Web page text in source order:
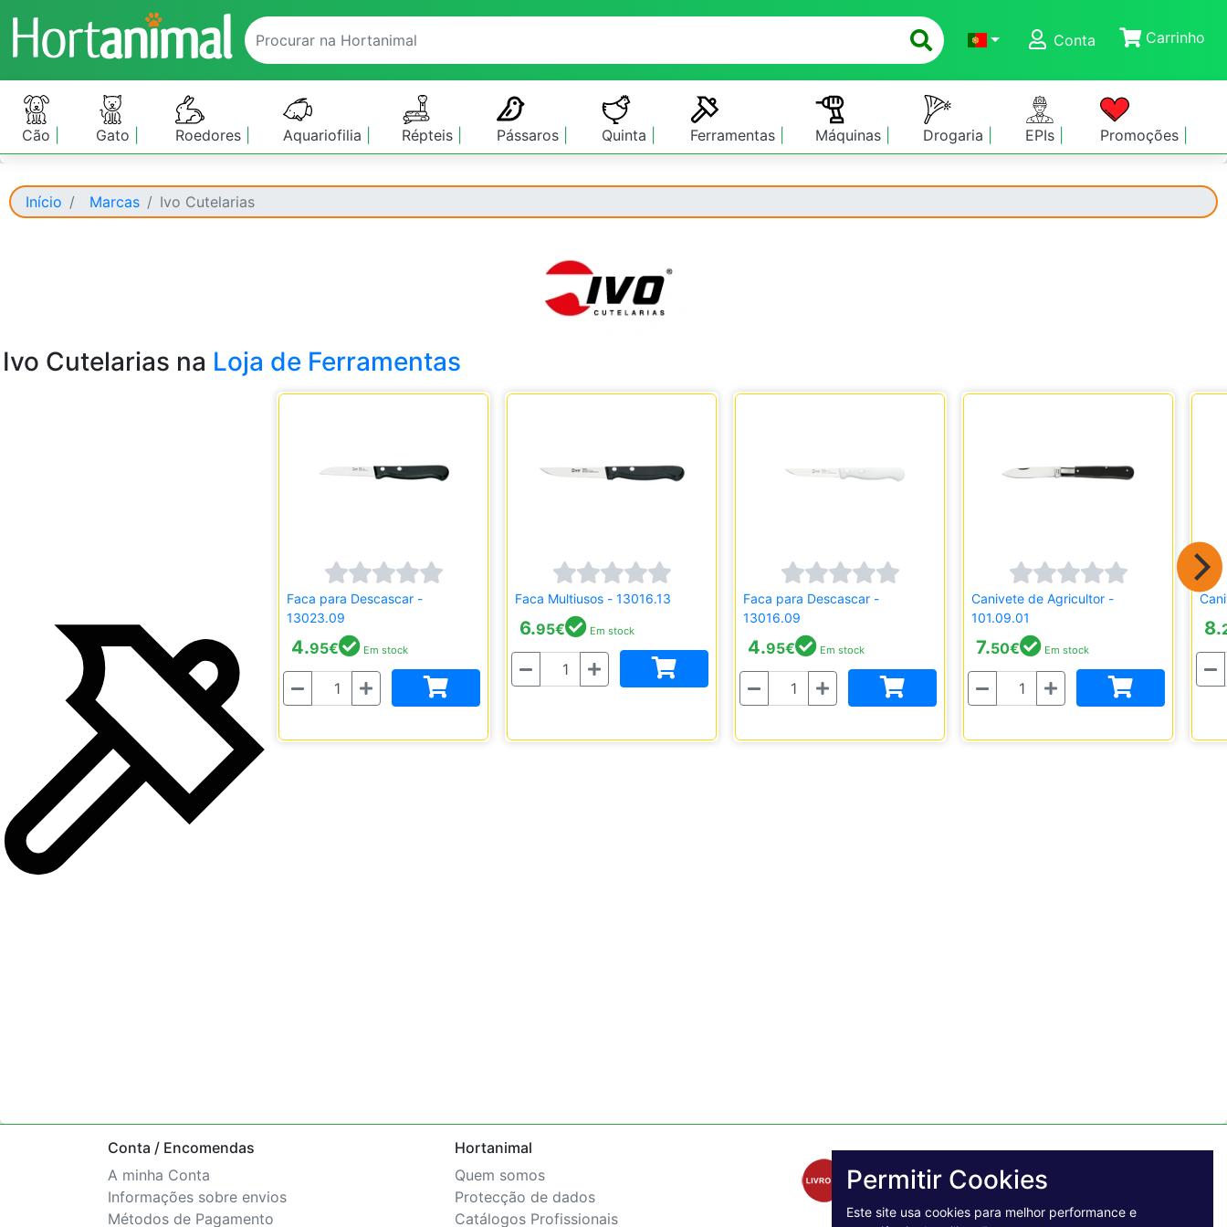
Conta
Carrinho
Cão Gato Roedores Aquariofilia Répteis Pássaros Quinta Ferramentas Máquinas Drogaria EPIs Promoções
Início Marcas Ivo Cutelarias
Ivo Cutelarias na Loja de Ferramentas
Faca para Descascar -
13023.09
4.95€ Em stock
Quantidade
Faca Multiusos - 13016.13
6.95€ Em stock
Quantidade
Faca para Descascar -
13016.09
4.95€ Em stock
Quantidade
Canivete de Agricultor -
101.09.01
7.50€ Em stock
Quantidade
8.
Conta / Encomendas
A minha Conta
Informações sobre envios
Métodos de Pagamento
Hortanimal
Quem somos
Protecção de dados
Catálogos Profissionais
Permitir Cookies
Este site usa cookies para melhor performance e